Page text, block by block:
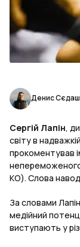
Денис
Сергій Лапін,
світу в
прокоментував
КО). Слова
За словами
медійний
виступають у